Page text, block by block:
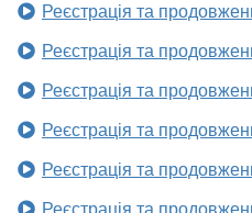
Реєстрація та
Реєстрація та
Реєстрація та
Реєстрація та
Реєстрація та